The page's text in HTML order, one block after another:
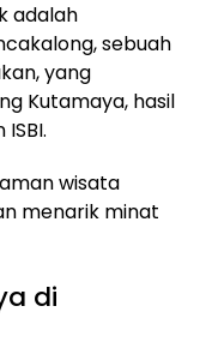
adalah
sebuah
yang
Kutamaya, hasil
wisata
menarik minat
di